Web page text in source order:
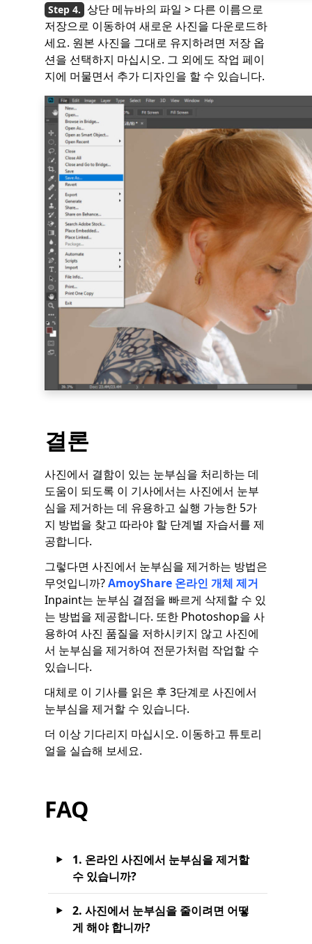
상단 메뉴바의 파일 > 다른 이름으로
저장으로 이동하여 새로운 사진을 다운로드하
세요. 원본 사진을 그대로 유지하려면 저장 옵
션을 선택하지 마십시오. 그 외에도 작업 페이
지에 머물면서 추가 디자인을 할 수 있습니다.
결론
사진에서 결함이 있는 눈부심을 처리하는 데
도움이 되도록 이 기사에서는 사진에서 눈부
심을 제거하는 데 유용하고 실행 가능한 5가
지 방법을 찾고 따라야 할 단계별 자습서를 제
공합니다.
그렇다면 사진에서 눈부심을 제거하는 방법은
무엇입니까?AmoyShare 온라인 개체 제거
Inpaint는 눈부심 결점을 빠르게 삭제할 수 있
는 방법을 제공합니다. 또한 Photoshop을 사
용하여 사진 품질을 저하시키지 않고 사진에
서 눈부심을 제거하여 전문가처럼 작업할 수
있습니다.
대체로 이 기사를 읽은 후 3단계로 사진에서
눈부심을 제거할 수 있습니다.
더 이상 기다리지 마십시오. 이동하고 튜토리
얼을 실습해 보세요.
FAQ
1. 온라인 사진에서 눈부심을 제거할
수 있습니까?
2. 사진에서 눈부심을 줄이려면 어떻
게 해야 합니까?